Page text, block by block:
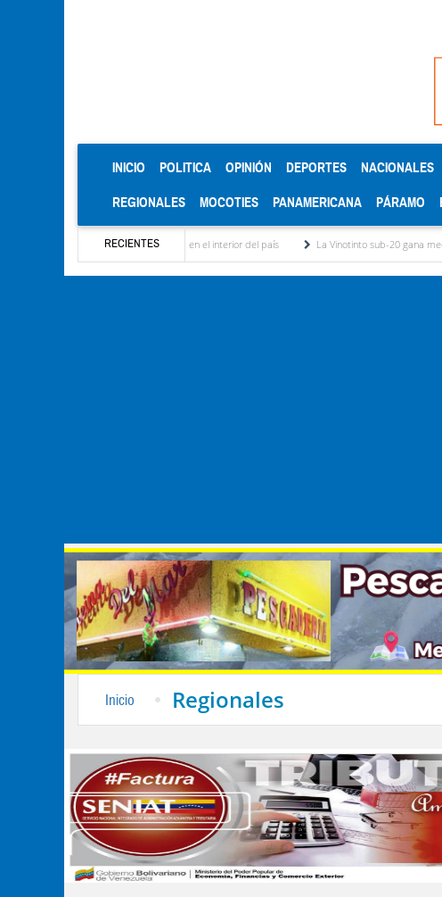
INICIO (CURRENT)
POLITICA OPINIÓN DEPORTES NACIONALES
REGIONALES MOCOTIES PANAMERICANA PÁRAMO
RECIENTES
discriminación eléctrica en el interior del país La Vinotinto sub-20 gana medalla de oro
Inicio Regionales